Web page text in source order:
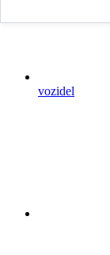
vozidel